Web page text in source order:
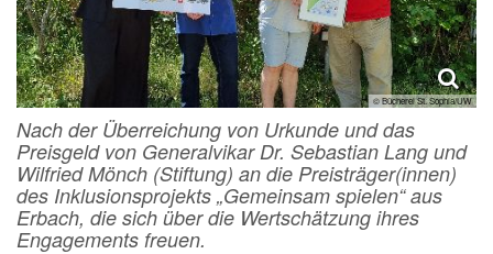
© Bücherei St. Sophia/UW
Nach der Überreichung von Urkunde und das
Preisgeld von Generalvikar Dr. Sebastian Lang und
Wilfried Mönch (Stiftung) an die Preisträger(innen)
des Inklusionsprojekts „Gemeinsam spielen“ aus
Erbach, die sich über die Wertschätzung ihres
Engagements freuen.